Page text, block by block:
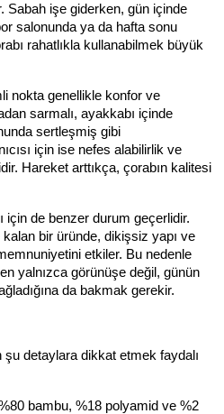
Sabah işe giderken, gün içinde
salonunda ya da hafta sonu
rahatlıkla kullanabilmek büyük
nokta genellikle konfor ve
sarmalı, ayakkabı içinde
sertleşmiş gibi
için ise nefes alabilirlik ve
Hareket arttıkça, çorabın kalitesi
için de benzer durum geçerlidir.
bir üründe, dikişsiz yapı ve
etkiler. Bu nedenle
yalnızca görünüşe değil, günün
da bakmak gerekir.
detaylara dikkat etmek faydalı
bambu, %18 polyamid ve %2